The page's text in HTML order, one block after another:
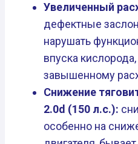
Увеличенный
дефектные
нарушать
впуска
завышенному
Снижение
2.0d (150 л.с.):
особенно на